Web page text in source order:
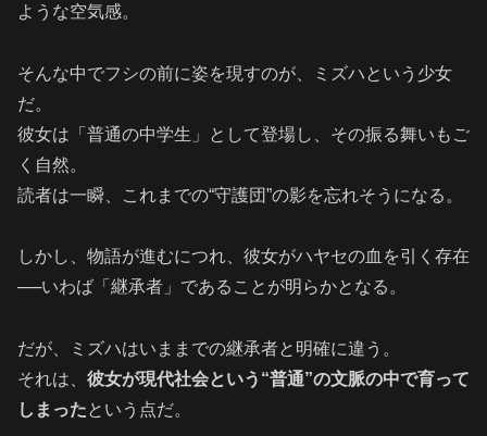
ような空気感。
そんな中でフシの前に姿を現すのが、ミズハという少女
だ。
彼女は「普通の中学生」として登場し、その振る舞いもご
く自然。
読者は一瞬、これまでの“守護団”の影を忘れそうになる。
しかし、物語が進むにつれ、彼女がハヤセの血を引く存在
──いわば「継承者」であることが明らかとなる。
だが、ミズハはいままでの継承者と明確に違う。
それは、 彼女が現代社会という“普通”の文脈の中で育って
しまったという点だ。